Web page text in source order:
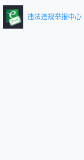
违法违规举报中心